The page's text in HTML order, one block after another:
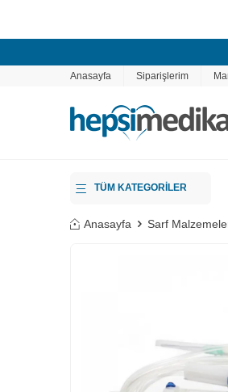
Anasayfa Siparişlerim
TÜM KATEGORİLER
Anasayfa Sarf